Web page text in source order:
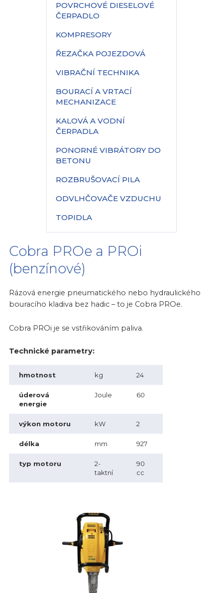
POVRCHOVÉ DIESELOVÉ
ČERPADLO
KOMPRESORY
ŘEZAČKA POJEZDOVÁ
VIBRAČNÍ TECHNIKA
BOURACÍ A VRTACÍ
MECHANIZACE
KALOVÁ A VODNÍ
ČERPADLA
PONORNÉ VIBRÁTORY DO
BETONU
ROZBRUŠOVACÍ PILA
ODVLHČOVAČE VZDUCHU
TOPIDLA
Cobra PROe a PROi
(benzínové)
Rázová energie pneumatického nebo hydraulického
bouracího kladiva bez hadic – to je Cobra PROe.
Cobra PROi je se vstřikováním paliva.
Technické parametry:
hmotnost kg 24
úderová
energie
Joule 60
výkon motoru kW 2
délka mm 927
typ motoru
2-
taktní
90
cc